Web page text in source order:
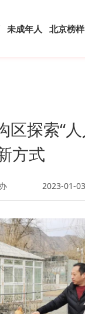
未成年人 北京榜样
探索“
方式
2023-01-03